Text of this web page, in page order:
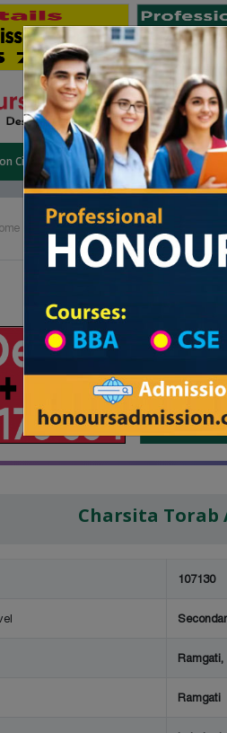
Circular Public University
School Category High School in
Charsita Torab
107130
Ramgati